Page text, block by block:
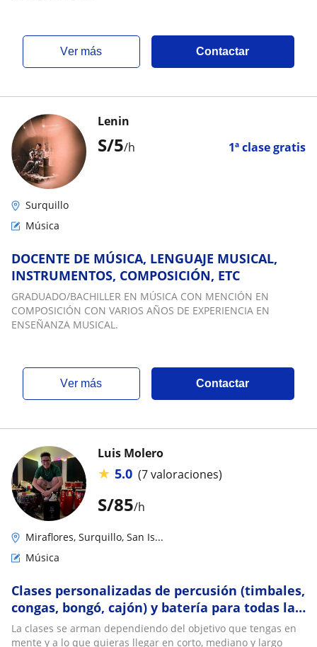
ver más Contactar
S/5/h 1ª clase gratis
Lenin
Surquillo
Música
DOCENTE DE MÚSICA, LENGUAJE MUSICAL,
INSTRUMENTOS, COMPOSICIÓN, ETC
GRADUADO/BACHILLER EN MÚSICA CON MENCIÓN EN
COMPOSICIÓN CON VARIOS AÑOS DE EXPERIENCIA EN
ENSEÑANZA MUSICAL.
ver más Contactar
S/85/h
Luis Molero
★ 5.0 (7 valoraciones)
Miraflores, Surquillo, San Is...
Música
Clases personalizadas de percusión (timbales,
congas, bongó, cajón) y batería para todas las
edades y niveles
La clases se arman dependiendo del objetivo que tengas en
mente y a lo que quieras llegar en corto, mediano y largo